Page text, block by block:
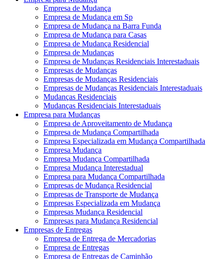
Empresa de Mudança
Empresa de Mudança em Sp
Empresa de Mudança na Barra Funda
Empresa de Mudança para Casas
Empresa de Mudança Residencial
Empresa de Mudanças
Empresa de Mudanças Residenciais Interestaduais
Empresas de Mudanças
Empresas de Mudanças Residenciais
Empresas de Mudanças Residenciais Interestaduais
Mudanças Residenciais
Mudanças Residenciais Interestaduais
Empresa para Mudanças
Empresa de Aproveitamento de Mudança
Empresa de Mudança Compartilhada
Empresa Especializada em Mudança Compartilhada
Empresa Mudança
Empresa Mudança Compartilhada
Empresa Mudança Interestadual
Empresa para Mudança Compartilhada
Empresas de Mudança Residencial
Empresas de Transporte de Mudança
Empresas Especializada em Mudança
Empresas Mudança Residencial
Empresas para Mudança Residencial
Empresas de Entregas
Empresa de Entrega de Mercadorias
Empresa de Entregas
Empresa de Entregas de Caminhão